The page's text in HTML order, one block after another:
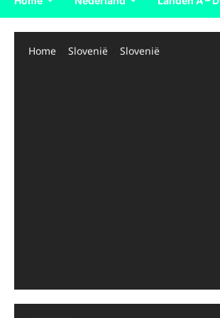
Home Slovenië Slovenië